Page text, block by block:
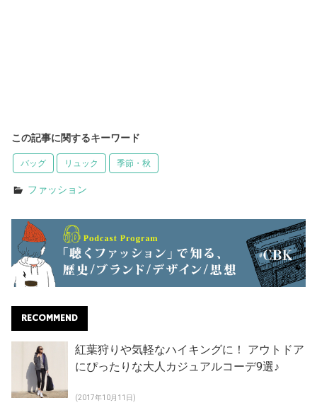
この記事に関するキーワード
バッグ リュック 季節・秋
ファッション
RECOMMEND
紅葉狩りや気軽なハイキングに！ アウトドア
にぴったりな大人カジュアルコーデ9選♪
(2017年10月11日)